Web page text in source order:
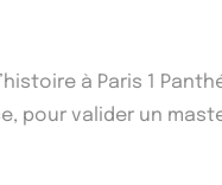
à Paris 1
pour valider un